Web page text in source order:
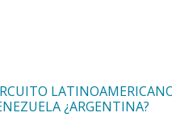
¿ARGENTINA?